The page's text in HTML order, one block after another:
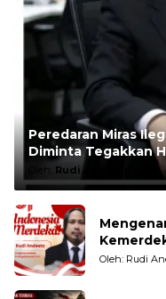
Peredaran Miras
Diminta Tegakkan
Oleh: Rudi Andesta
Oleh: Rudi